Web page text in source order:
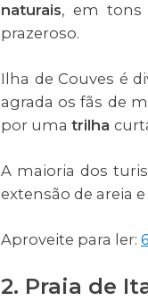
naturais, em tons
prazeroso.
Ilha de Couves é
agrada os fãs de
por uma trilha
A maioria dos
extensão de areia
Aproveite para ler:
2. Praia de